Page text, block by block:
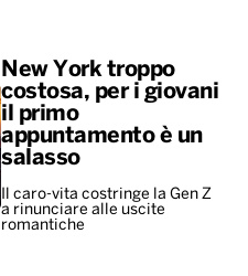
New York troppo
costosa, per i giovani
il primo
appuntamento è un
salasso
Il caro-vita costringe la Gen Z
a rinunciare alle uscite
romantiche